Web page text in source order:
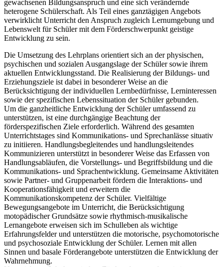
gewachsenen Bildungsanspruch und eine sich verändernde
heterogene Schülerschaft. Als Teil eines ganztägigen Angebots
verwirklicht Unterricht den Anspruch zugleich Lernumgebung und
Lebenswelt für Schüler mit dem Förderschwerpunkt geistige
Entwicklung zu sein.
Die Umsetzung des Lehrplans orientiert sich an der physischen,
psychischen und sozialen Ausgangslage der Schüler sowie ihrem
aktuellen Entwicklungsstand. Die Realisierung der Bildungs- und
Erziehungsziele ist dabei in besonderer Weise an die
Berücksichtigung der individuellen Lernbedürfnisse, Lerninteressen
sowie der spezifischen Lebenssituation der Schüler gebunden.
Um die ganzheitliche Entwicklung der Schüler umfassend zu
unterstützen, ist eine durchgängige Beachtung der
förderspezifischen Ziele erforderlich. Während des gesamten
Unterrichtstages sind Kommunikations- und Sprechanlässe situativ
zu initiieren. Handlungsbegleitendes und handlungsleitendes
Kommunizieren unterstützt in besonderer Weise das Erfassen von
Handlungsabläufen, die Vorstellungs- und Begriffsbildung und die
Kommunikations- und Sprachentwicklung. Gemeinsame Aktivitäten
sowie Partner- und Gruppenarbeit fördern die Interaktions- und
Kooperationsfähigkeit und erweitern die
Kommunikationskompetenz der Schüler. Vielfältige
Bewegungsangebote im Unterricht, die Berücksichtigung
motopädischer Grundsätze sowie rhythmisch-musikalische
Lernangebote erweisen sich im Schulleben als wichtige
Erfahrungsfelder und unterstützen die motorische, psychomotorische
und psychosoziale Entwicklung der Schüler. Lernen mit allen
Sinnen und basale Förderangebote unterstützen die Entwicklung der
Wahrnehmung.